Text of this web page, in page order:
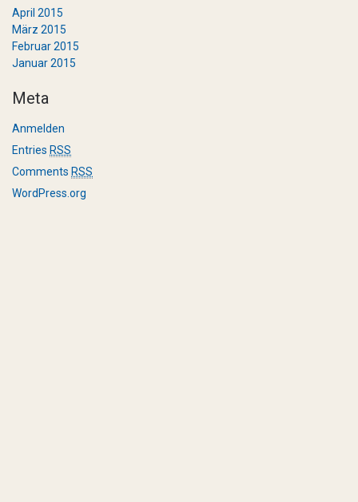
April 2015
März 2015
Februar 2015
Januar 2015
Meta
Anmelden
Entries RSS
Comments RSS
WordPress.org